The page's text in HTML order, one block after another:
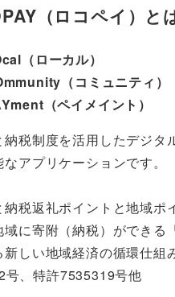
（ロコペイ）と
（ローカル）
（コミュニティ）
（ペイメイント）
納税制度を活用したデジタ
アプリケーションです。
税返礼ポイントと地域ポ
域に寄附（納税）ができる
新しい地域経済の循環仕
号、特許7535319号他